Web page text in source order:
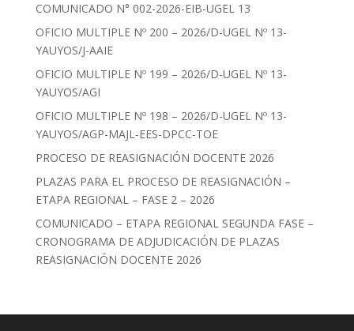
COMUNICADO N° 002-2026-EIB-UGEL 13
OFICIO MULTIPLE Nº 200 – 2026/D-UGEL Nº 13-
YAUYOS/J-AAIE
OFICIO MULTIPLE Nº 199 – 2026/D-UGEL Nº 13-
YAUYOS/AGI
OFICIO MULTIPLE Nº 198 – 2026/D-UGEL Nº 13-
YAUYOS/AGP-MAJL-EES-DPCC-TOE
PROCESO DE REASIGNACIÓN DOCENTE 2026
PLAZAS PARA EL PROCESO DE REASIGNACIÓN –
ETAPA REGIONAL – FASE 2 – 2026
COMUNICADO – ETAPA REGIONAL SEGUNDA FASE –
CRONOGRAMA DE ADJUDICACIÓN DE PLAZAS
REASIGNACIÓN DOCENTE 2026